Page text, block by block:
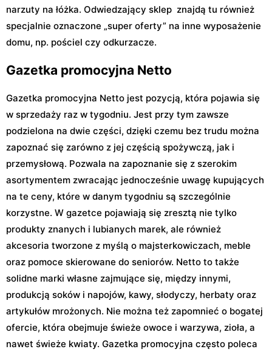
narzuty na łóżka. Odwiedzający sklep znajdą tu również
specjalnie oznaczone „super oferty” na inne wyposażenie
domu, np. pościel czy odkurzacze.
Gazetka promocyjna Netto
Gazetka promocyjna Netto jest pozycją, która pojawia się
w sprzedaży raz w tygodniu. Jest przy tym zawsze
podzielona na dwie części, dzięki czemu bez trudu można
zapoznać się zarówno z jej częścią spożywczą, jak i
przemysłową. Pozwala na zapoznanie się z szerokim
asortymentem zwracając jednocześnie uwagę kupujących
na te ceny, które w danym tygodniu są szczególnie
korzystne. W gazetce pojawiają się zresztą nie tylko
produkty znanych i lubianych marek, ale również
akcesoria tworzone z myślą o majsterkowiczach, meble
oraz pomoce skierowane do seniorów. Netto to także
solidne marki własne zajmujące się, między innymi,
produkcją soków i napojów, kawy, słodyczy, herbaty oraz
artykułów mrożonych. Nie można też zapomnieć o bogatej
ofercie, która obejmuje świeże owoce i warzywa, zioła, a
nawet świeże kwiaty. Gazetka promocyjna często poleca